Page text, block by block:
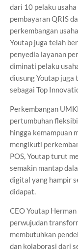
dari 10 pelaku
pembayaran QRIS
perkembangan
Youtap juga telah
penyedia layanan
diminati pelaku
diusung Youtap
sebagai Top
Perkembangan
pertumbuhan
hingga kemampuan
mengikuti
POS, Youtap turut
semakin mantap
digital yang hampir
didapat.
CEO Youtap
perwujudan
membutuhkan
dan kolaborasi dari